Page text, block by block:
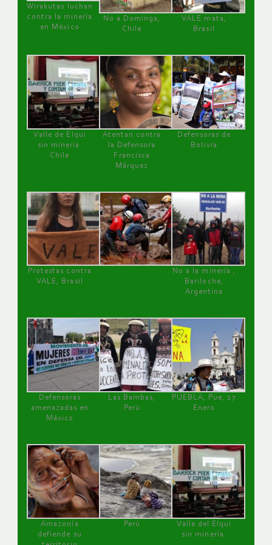
Wirakutas luchan
contra la minería
en México
No a Dominga,
Chile
VALE mata,
Brasil
Valle de Elqui
sin minería.
Chile
Atentan contra
la Defensora
Francisca
Márquez
Defensoras de
Bolivia
Protestas contra
VALE, Brasil
No a la minería ,
Bariloche,
Argentina
Defensoras
amenazadas en
México
Las Bambas,
Perú
PUEBLA, Pue, 27
Enero
Amazonía
defiende su
Perú
Valle del Elqui
sin minería.